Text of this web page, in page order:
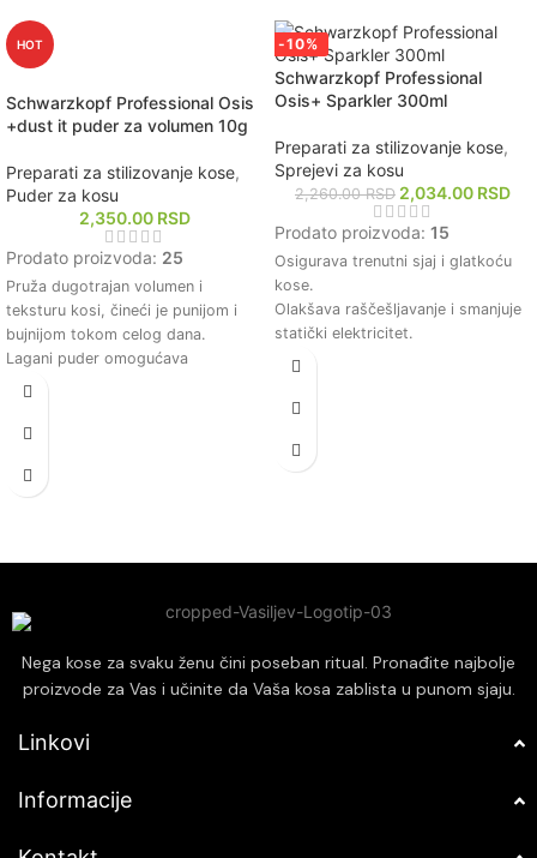
HOT
Schwarzkopf Professional Osis
+dust it puder za volumen 10g
Preparati za stilizovanje kose,
Puder za kosu
2,350.00 RSD
Prodato proizvoda: 25
Pruža dugotrajan volumen i
teksturu kosi, čineći je punijom i
bujnijom tokom celog dana.
Lagani puder omogućava
jednostavno stilizovanje i
težine ili lepljivosti.
kose, izbegavajući neželjeni sjaj ili
brzo osvežavanje frizure u bilo
-10%
Schwarzkopf Professional
Osis+ Sparkler 300ml
Preparati za stilizovanje kose,
Sprejevi za kosu
2,260.00RSD 2,034.00 RSD
Prodato proizvoda: 15
Osigurava trenutni sjaj i glatkoću
kose.
Olakšava raščešljavanje i smanjuje
statički elektricitet.
Lagani sprej koji ne otežava kosu i
Pogodan za sve tipove kose,
Brza i jednostavna primena za
Nega kose za svaku ženu čini poseban ritual. Pronađite najbolje
proizvode za Vas i učinite da Vaša kosa zablista u punom sjaju.
Linkovi
Informacije